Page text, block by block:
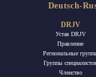
Deutsch-
DRJV
Устав DRJV
Правление
Региональные
Группы
Членство